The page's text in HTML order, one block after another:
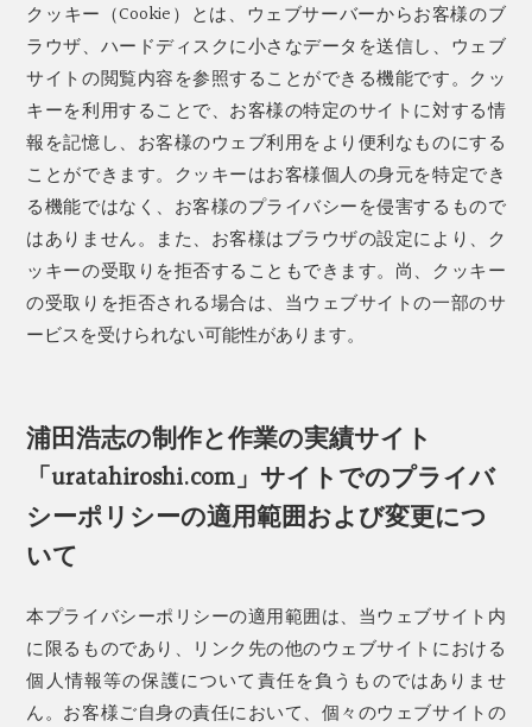
クッキー（Cookie）とは、ウェブサーバーからお客様のブ
ラウザ、ハードディスクに小さなデータを送信し、ウェブ
サイトの閲覧内容を参照することができる機能です。クッ
キーを利用することで、お客様の特定のサイトに対する情
報を記憶し、お客様のウェブ利用をより便利なものにする
ことができます。クッキーはお客様個人の身元を特定でき
る機能ではなく、お客様のプライバシーを侵害するもので
はありません。また、お客様はブラウザの設定により、ク
ッキーの受取りを拒否することもできます。尚、クッキー
の受取りを拒否される場合は、当ウェブサイトの一部のサ
ービスを受けられない可能性があります。
浦田浩志の制作と作業の実績サイト
「uratahiroshi.com」サイトでのプライバ
シーポリシーの適用範囲および変更につ
いて
本プライバシーポリシーの適用範囲は、当ウェブサイト内
に限るものであり、リンク先の他のウェブサイトにおける
個人情報等の保護について責任を負うものではありませ
ん。お客様ご自身の責任において、個々のウェブサイトの